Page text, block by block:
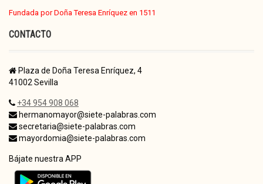
Fundada por Doña Teresa Enríquez en 1511
CONTACTO
Plaza de Doña Teresa Enríquez, 4
41002 Sevilla
+34 954 908 068
hermanomayor@siete-palabras.com
secretaria@siete-palabras.com
mayordomia@siete-palabras.com
Bájate nuestra APP